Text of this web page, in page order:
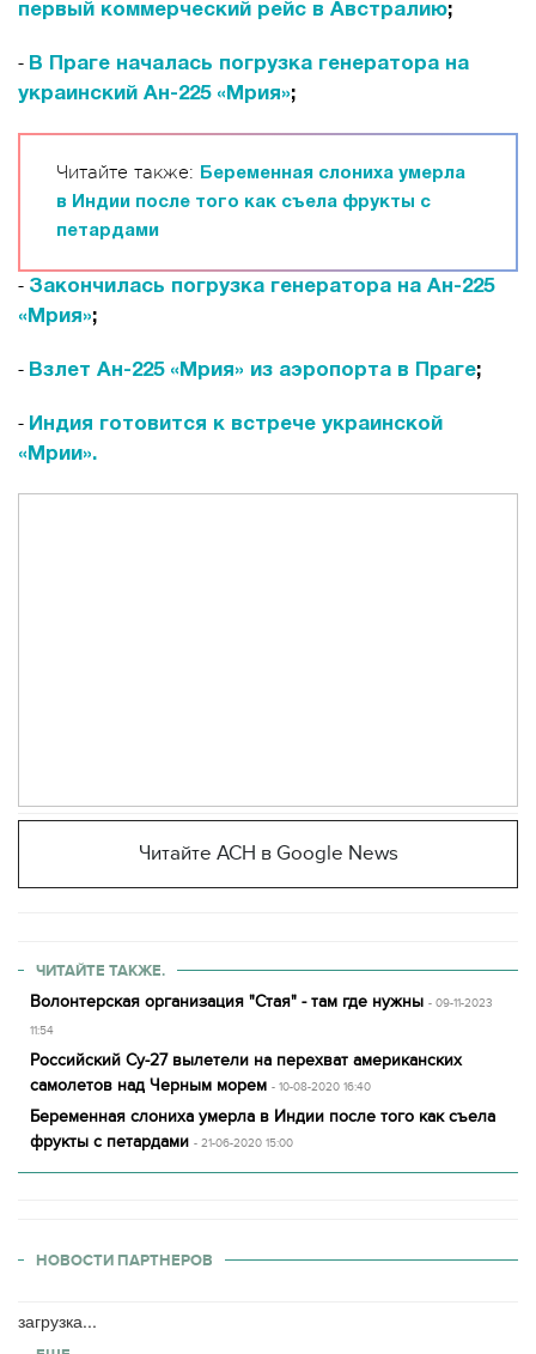
первый коммерческий рейс в Австралию;
- В Праге началась погрузка генератора на
украинский Ан-225 «Мрия»;
Читайте также:
Беременная слониха умерла
в Индии после того как съела фрукты с
петардами
- Закончилась погрузка генератора на Ан-225
«Мрия»;
- Взлет Ан-225 «Мрия» из аэропорта в Праге;
- Индия готовится к встрече украинской
«Мрии».
Читайте АСН в Google News
ЧИТАЙТЕ ТАКЖЕ.
Волонтерская организация "Стая" - там где нужны - 09-11-2023
11:54
Российский Су-27 вылетели на перехват американских
самолетов над Черным морем - 10-08-2020 16:40
Беременная слониха умерла в Индии после того как съела
фрукты с петардами - 21-06-2020 15:00
НОВОСТИ ПАРТНЕРОВ
загрузка...